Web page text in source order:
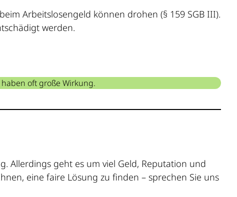
Arbeitslosengeld können drohen (§ 159 SGB III).
werden.
oft große Wirkung.
Allerdings geht es um viel Geld, Reputation und
eine faire Lösung zu finden – sprechen Sie uns